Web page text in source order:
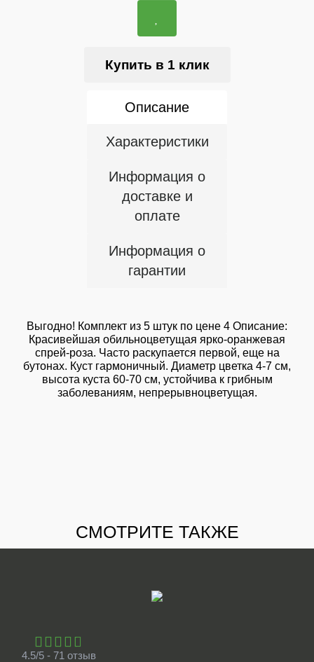
Купить в 1 клик
Описание
Характеристики
Информация о
доставке и
оплате
Информация о
гарантии
Выгодно! Комплект из 5 штук по цене 4 Описание:
Красивейшая обильноцветущая ярко-оранжевая
спрей-роза. Часто раскупается первой, еще на
бутонах. Куст гармоничный. Диаметр цветка 4-7 см,
высота куста 60-70 см, устойчива к грибным
заболеваниям, непрерывноцветущая.
СМОТРИТЕ ТАКЖЕ
4.5/5 - 71 отзыв